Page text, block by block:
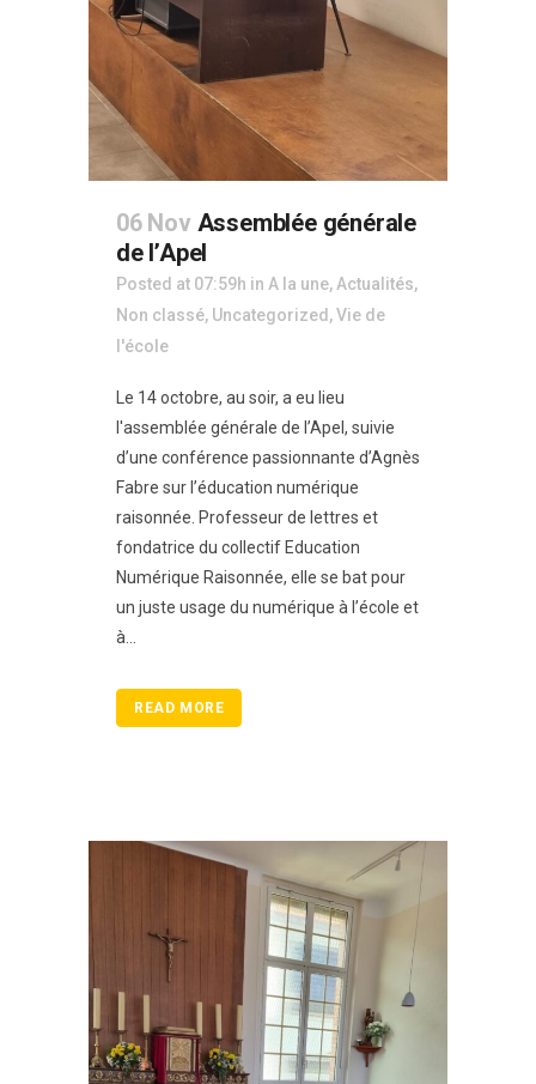
06 Nov Assemblée générale
de l’Apel
Posted at 07:59h in A la une, Actualités,
Non classé, Uncategorized ,Vie de
l'école
Le 14 octobre, au soir, a eu lieu
l'assemblée générale de l’Apel, suivie
d’une conférence passionnante d’Agnès
Fabre sur l’éducation numérique
raisonnée. Professeur de lettres et
fondatrice du collectif Education
Numérique Raisonnée, elle se bat pour
un juste usage du numérique à l’école et
à...
READ MORE